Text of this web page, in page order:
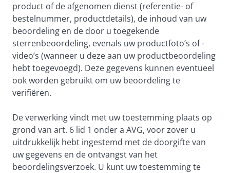
product of de afgenomen dienst (referentie- of
bestelnummer, productdetails), de inhoud van uw
beoordeling en de door u toegekende
sterrenbeoordeling, evenals uw productfoto’s of -
video’s (wanneer u deze aan uw productbeoordeling
hebt toegevoegd). Deze gegevens kunnen eventueel
ook worden gebruikt om uw beoordeling te
verifiëren.
De verwerking vindt met uw toestemming plaats op
grond van art. 6 lid 1 onder a AVG, voor zover u
uitdrukkelijk hebt ingestemd met de doorgifte van
uw gegevens en de ontvangst van het
beoordelingsverzoek. U kunt uw toestemming te